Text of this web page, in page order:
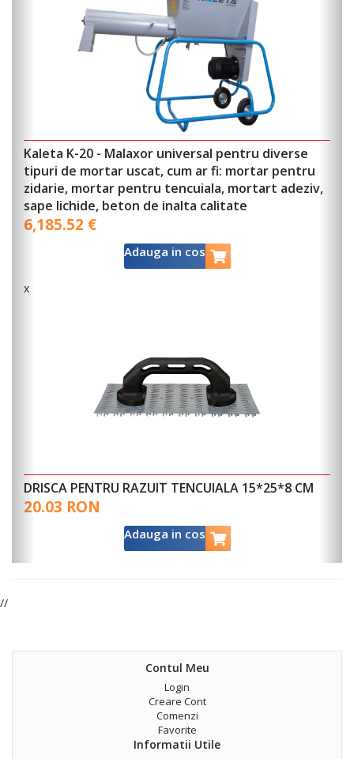
Kaleta K-20 - Malaxor universal pentru diverse
tipuri de mortar uscat, cum ar fi: mortar pentru
zidarie, mortar pentru tencuiala, mortart adeziv,
sape lichide, beton de inalta calitate
6,185.52 €
Adauga in cos
x
DRISCA PENTRU RAZUIT TENCUIALA 15*25*8 CM
20.03 RON
Adauga in cos
//
Contul Meu
Login
Creare Cont
Comenzi
Favorite
Informatii Utile